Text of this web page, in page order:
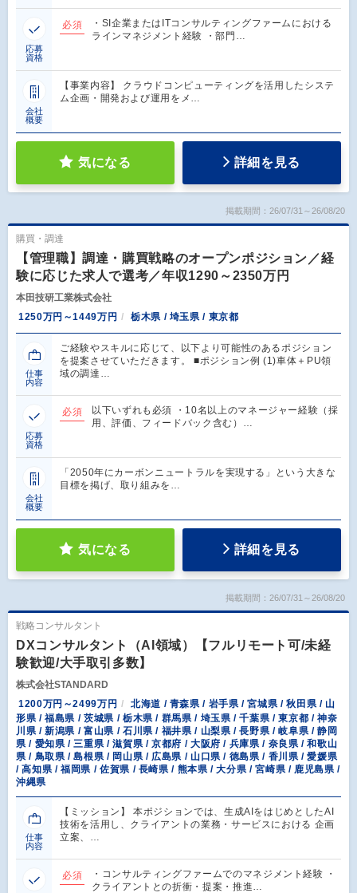
応募
資格
必須
・SI企業またはITコンサルティングファームにおける
ラインマネジメント経験 ・部門…
会社
概要
【事業内容】 クラウドコンピューティングを活用したシステ
ム企画・開発および運用をメ…
気になる 詳細を見る
掲載期間：26/07/31～26/08/20
購買・調達
【管理職】調達・購買戦略のオープンポジション／経
験に応じた求人で選考／年収1290～2350万円
本田技研工業株式会社
1250万円～1449万円
栃木県 / 埼玉県 / 東京都
仕事
内容
ご経験やスキルに応じて、以下より可能性のあるポジション
を提案させていただきます。 ■ポジション例 (1)車体＋PU領
域の調達…
応募
資格
必須
以下いずれも必須 ・10名以上のマネージャー経験（採
用、評価、フィードバック含む）…
会社
概要
「2050年にカーボンニュートラルを実現する」という大きな
目標を掲げ、取り組みを…
気になる 詳細を見る
掲載期間：26/07/31～26/08/20
戦略コンサルタント
DXコンサルタント（AI領域）【フルリモート可/未経
験歓迎/大手取引多数】
株式会社STANDARD
1200万円～2499万円
北海道 / 青森県 / 岩手県 / 宮城県 / 秋田県 / 山
形県 / 福島県 / 茨城県 / 栃木県 / 群馬県 / 埼玉県 / 千葉県 / 東京都 / 神奈
川県 / 新潟県 / 富山県 / 石川県 / 福井県 / 山梨県 / 長野県 / 岐阜県 / 静岡
県 / 愛知県 / 三重県 / 滋賀県 / 京都府 / 大阪府 / 兵庫県 / 奈良県 / 和歌山
県 / 鳥取県 / 島根県 / 岡山県 / 広島県 / 山口県 / 徳島県 / 香川県 / 愛媛県
/ 高知県 / 福岡県 / 佐賀県 / 長崎県 / 熊本県 / 大分県 / 宮崎県 / 鹿児島県 /
沖縄県
仕事
内容
【ミッション】 本ポジションでは、生成AIをはじめとしたAI
技術を活用し、クライアントの業務・サービスにおける 企画
立案、…
必須
・コンサルティングファームでのマネジメント経験 ・
クライアントとの折衝・提案・推進…